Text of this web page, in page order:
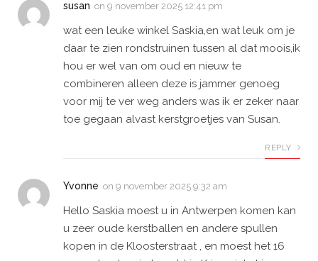
susan on 9 november 2025 12:41 pm
wat een leuke winkel Saskia,en wat leuk om je
daar te zien rondstruinen tussen al dat moois,ik
hou er wel van om oud en nieuw te
combineren alleen deze is jammer genoeg
voor mij te ver weg anders was ik er zeker naar
toe gegaan alvast kerstgroetjes van Susan.
REPLY
Yvonne on 9 november 2025 9:32 am
Hello Saskia moest u in Antwerpen komen kan
u zeer oude kerstballen en andere spullen
kopen in de Kloosterstraat , en moest het 16